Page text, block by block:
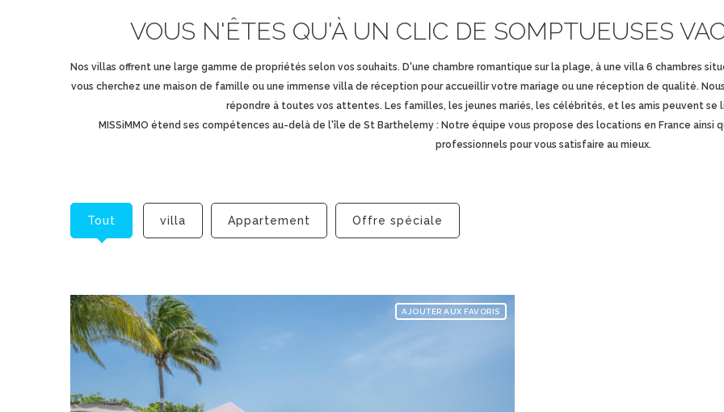
VOUS N'ÊTES QU'À UN CLIC DE SOMPTUEUSES
Nos villas offrent une large gamme de propriétés selon vos souhaits. D'une chambre romantique sur la plage, à une villa 6 chambres
vous cherchez une maison de famille ou une immense villa de réception pour accueillir votre mariage ou une réception de qualité.
répondre à toutes vos attentes. Les familles, les jeunes mariés, les célébrités, et les amis peuvent se
MISSiMMO étend ses compétences au-delà de l'île de St Barthelemy : Notre équipe vous propose des locations en France ainsi
professionnels pour vous satisfaire au mieux.
Tout villa Appartement Offre spéciale
AJOUTER AUX FAVORIS